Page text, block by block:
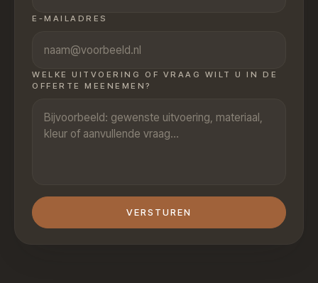
E-MAILADRES
WELKE UITVOERING OF VRAAG WILT U IN DE
OFFERTE MEENEMEN?
VERSTUREN